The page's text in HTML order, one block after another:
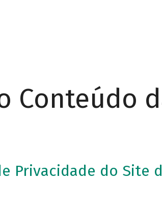
Conteúdo
Privacidade do Site